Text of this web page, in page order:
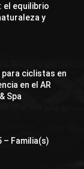
el equilibrio
y
para ciclistas en
en el AR
Spa
– Familia(s)